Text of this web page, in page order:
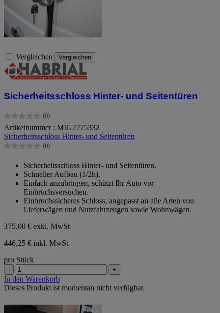
Vergleichen Vergleichen
Sicherheitsschloss Hinter- und Seitentüren
(0)
0.0
von
5
Sternen.
Artikelnummer : MIG2775332
Sicherheitsschloss Hinter- und Seitentüren
(0)
0.0
Sternen.
Sicherheitsschloss Hinter- und Seitentüren.
Schneller Aufbau (1/2h).
Einfach anzubringen, schützt Ihr Auto vor
Einbruchsversuchen.
Einbruchssicheres Schloss, angepasst an alle Arten von
Lieferwägen und Nutzfahrzeugen sowie Wohnwägen.
375,00 € exkl. MwSt
446,25 € inkl. MwSt
pro Stück
- +
In den Warenkorb
Dieses Produkt ist momentan nicht verfügbar.